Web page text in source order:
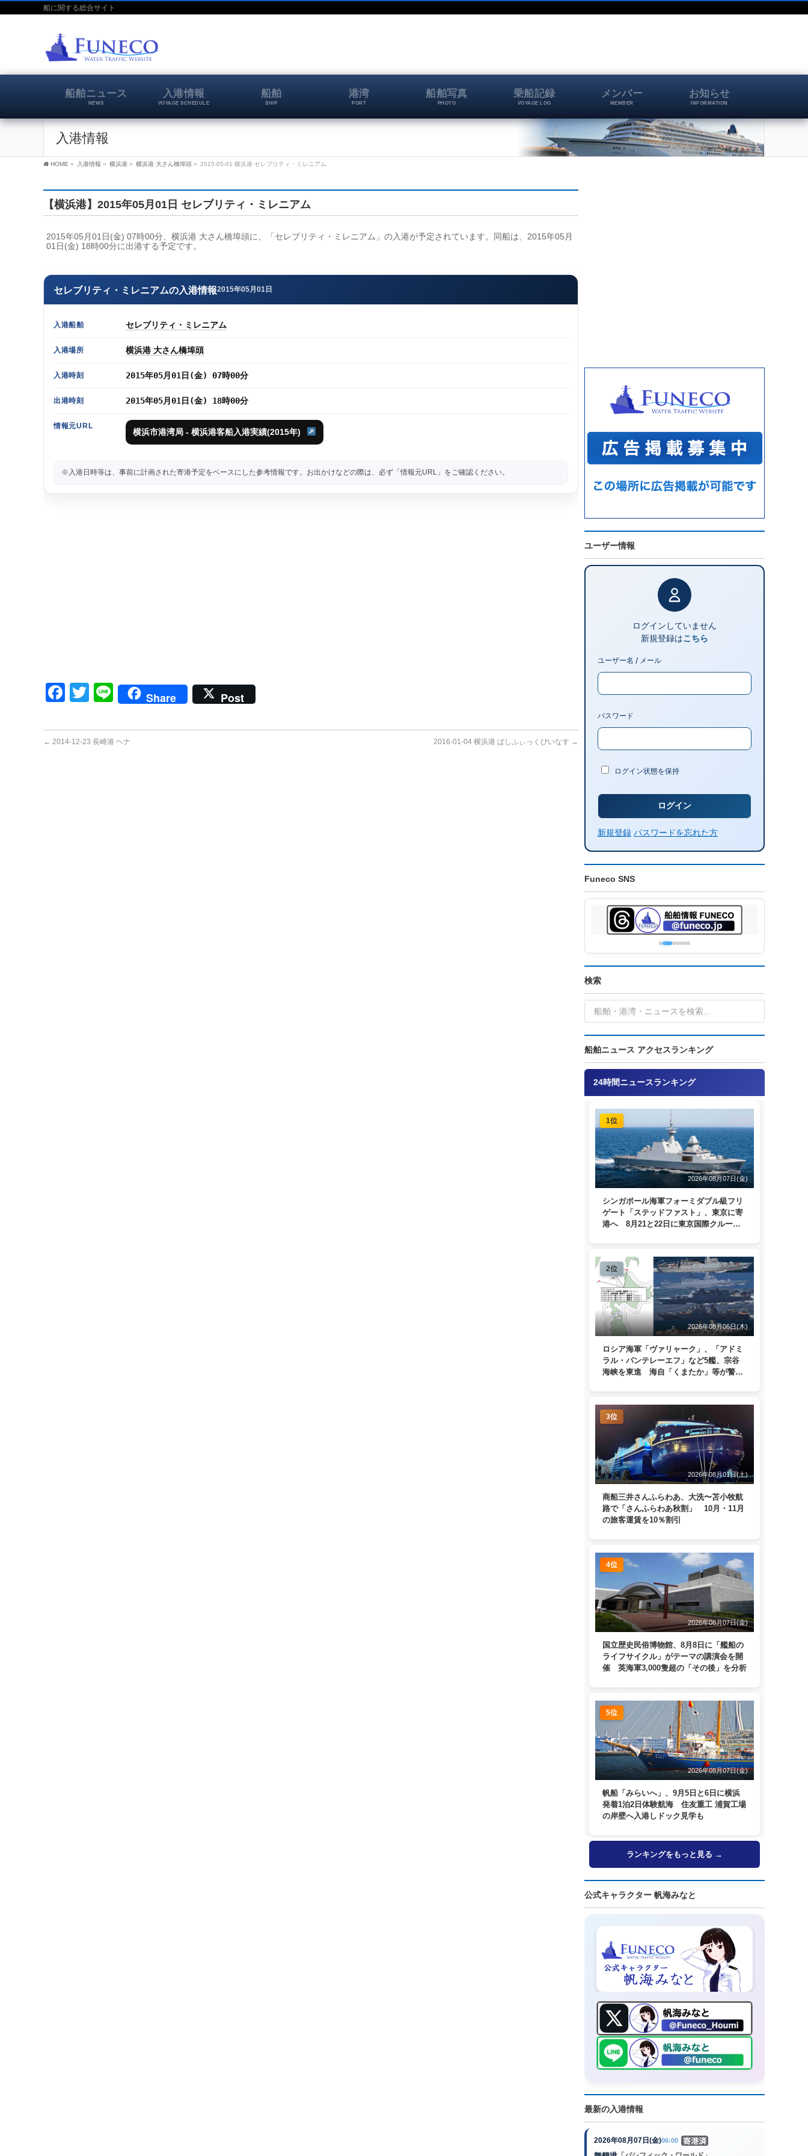
船に関する総合サイト
船舶ニュース
NEWS
入港情報
VOYAGE SCHEDULE
船舶
SHIP
港湾
PORT
船舶写真
PHOTO
乗船記録
VOYAGE LOG
メンバー
MEMBER
お知らせ
INFORMATION
入港情報
HOME » 入港情報 » 横浜港 » 横浜港 大さん橋埠頭 » 2015-05-01 横浜港 セレブリティ・ミレニアム
【横浜港】2015年05月01日 セレブリティ・ミレニアム
2015年05月01日(金) 07時00分、横浜港 大さん橋埠頭に、「セレブリティ・ミレニアム」の入港が予定されています。同船は、2015年05月
01日(金) 18時00分に出港する予定です。
セレブリティ・ミレニアムの入港情報2015年05月01日
入港船舶 セレブリティ・ミレニアム
入港場所 横浜港 大さん橋埠頭
入港時刻 2015年05月01日(金) 07時00分
出港時刻 2015年05月01日(金) 18時00分
情報元URL
横浜市港湾局 - 横浜港客船入港実績(2015年)
※入港日時等は、事前に計画された寄港予定をベースにした参考情報です。お出かけなどの際は、必ず「情報元URL」をご確認ください。
Facebook
Twitter
LineShare Post
← 2014-12-23 長崎港 ヘナ 2016-01-04 横浜港 ぱしふぃっくびいなす →
ユーザー情報
ログインしていません
新規登録はこちら
ユーザー名 / メール
パスワード
ログイン状態を保持
新規登録 パスワードを忘れた方
Funeco SNS
検索
船舶ニュース アクセスランキング
24時間ニュースランキング
1位
2026年08月07日(金)
シンガポール海軍フォーミダブル級フリ
ゲート「ステッドファスト」、東京に寄
港へ 8月21と22日に東京国際クルーズ
2位
2026年08月06日(木)
ロシア海軍「ヴァリャーク」、「アドミ
ラル・パンテレーエフ」など5艦、宗谷
海峡を東進 海自「くまたか」等が警戒
3位
2026年08月01日(土)
商船三井さんふらわあ、大洗〜苫小牧航
路で「さんふらわあ秋割」 10月・11月
の旅客運賃を10％割引
4位
2026年08月07日(金)
国立歴史民俗博物館、8月8日に「艦船の
ライフサイクル」がテーマの講演会を開
催 英海軍3,000隻超の「その後」を分析
5位
2026年08月07日(金)
帆船「みらいへ」、9月5日と6日に横浜
発着1泊2日体験航海 住友重工 浦賀工場
の岸壁へ入港しドック見学も
ランキングをもっと見る →
公式キャラクター 帆海みなと
最新の入港情報
2026年08月07日(金)06:00